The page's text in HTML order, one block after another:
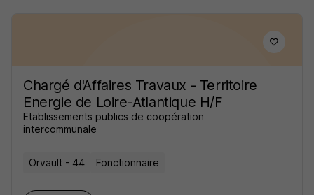
Chargé d'Affaires Travaux - Territoire
Energie de Loire-Atlantique H/F
Etablissements publics de coopération
intercommunale
Orvault - 44 Fonctionnaire